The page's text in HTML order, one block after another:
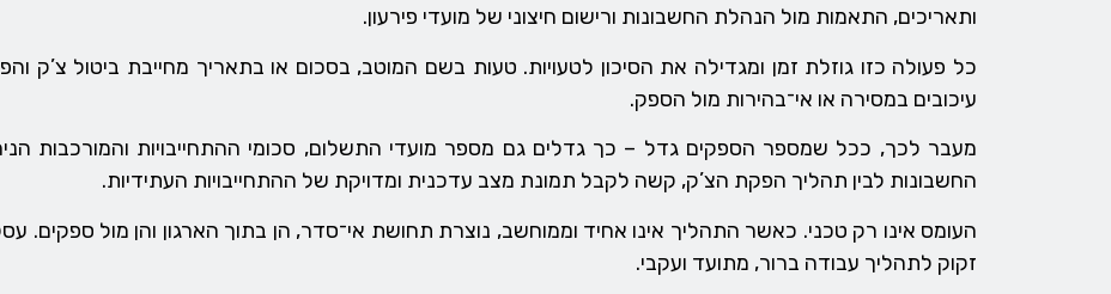
ותאריכים, התאמות מול הנהלת החשבונות ורישום חיצוני של מועדי פירעון.
כל פעולה כזו גוזלת זמן ומגדילה את הסיכון לטעויות. טעות בשם המוטב, בסכום או בתאריך מחייבת ביטול צ’ק
עיכובים במסירה או אי־בהירות מול הספק.
מעבר לכך, ככל שמספר הספקים גדל – כך גדלים גם מספר מועדי התשלום, סכומי ההתחייבויות והמורכבות
החשבונות לבין תהליך הפקת הצ’ק, קשה לקבל תמונת מצב עדכנית ומדויקת של ההתחייבויות העתידיות.
העומס אינו רק טכני. כאשר התהליך אינו אחיד וממוחשב, נוצרת תחושת אי־סדר, הן בתוך הארגון והן מול ספקים. עסק
זקוק לתהליך עבודה ברור, מתועד ועקבי.